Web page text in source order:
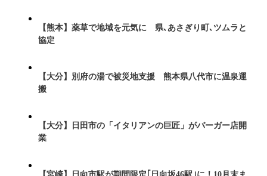
【熊本】薬草で地域を元気に 県､あさぎり町､ツムラと
協定
【大分】別府の湯で被災地支援 熊本県八代市に温泉運
搬
【大分】日田市の「イタリアンの巨匠」がバーガー店開
業